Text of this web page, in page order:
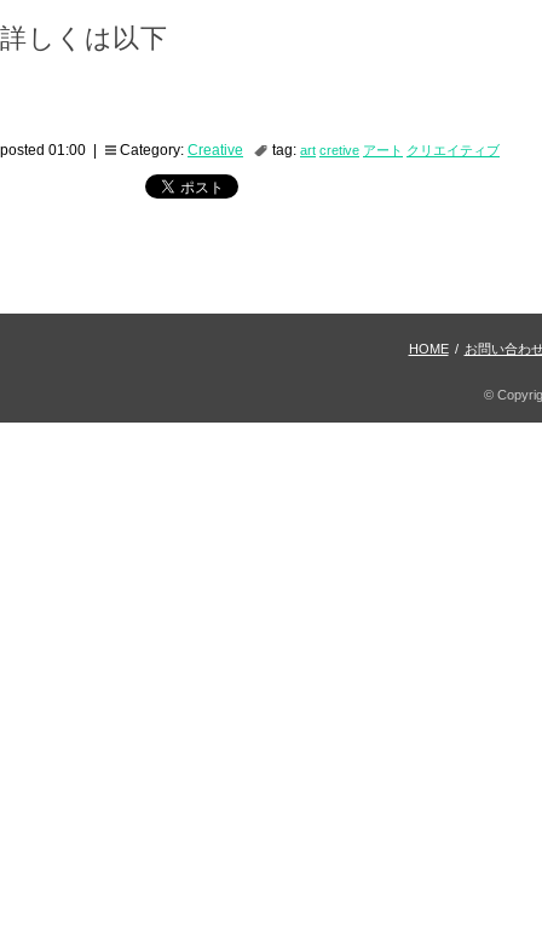
詳しくは以下
posted 01:00 | Category: Creative tag: art cretive アート クリエイティブ
HOME / お問い合わ
©